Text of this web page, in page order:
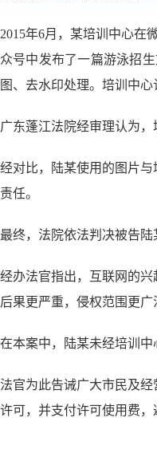
2015年6月，某培训中心在
众号中发布了一篇游泳招
图、去水印处理。培训中
广东蓬江法院经审理认为
经对比，陆某使用的图片
责任。
最终，法院依法判决被告
经办法官指出，互联网的
后果更严重，侵权范围更广
在本案中，陆某未经培训
法官为此告诫广大市民及
许可，并支付许可使用费，